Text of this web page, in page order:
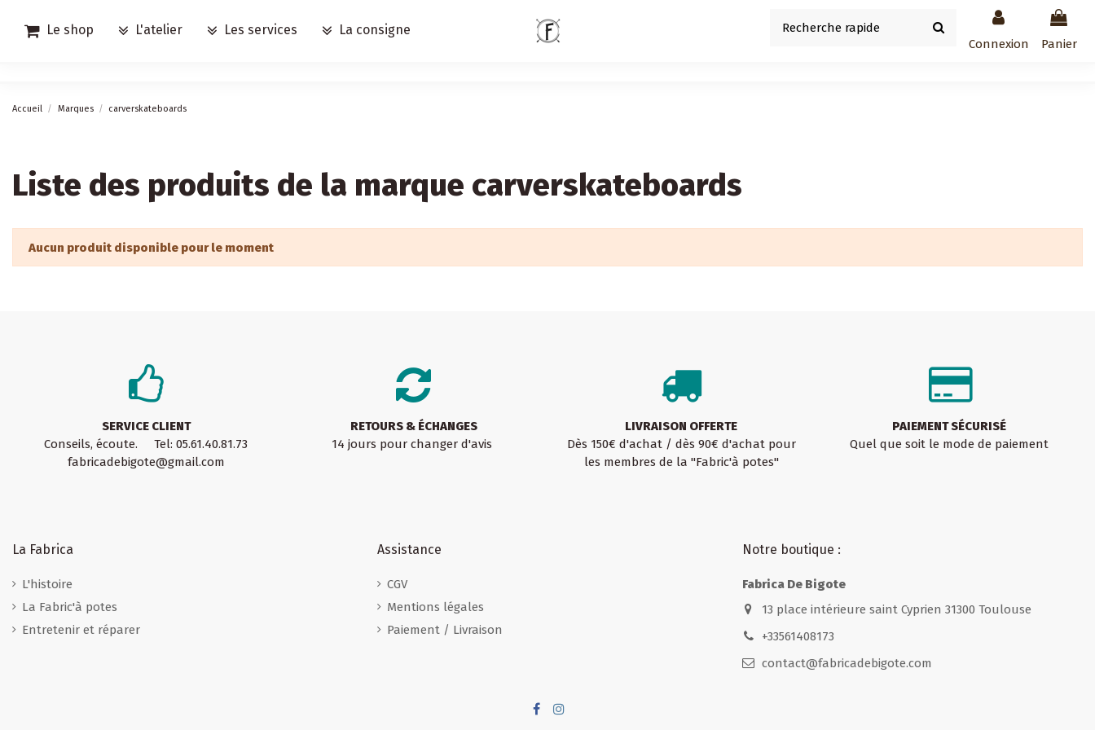
Le shop L'atelier Les services La consigne
Connexion Panier
Accueil Marques carverskateboards
Liste des produits de la marque carverskateboards
Aucun produit disponible pour le moment
SERVICE CLIENT
Conseils, écoute. Tel: 05.61.40.81.73
fabricadebigote@gmail.com
RETOURS & ÉCHANGES
14 jours pour changer d'avis
LIVRAISON OFFERTE
Dès 150€ d'achat / dès 90€ d'achat pour
les membres de la "Fabric'à potes"
PAIEMENT SÉCURISÉ
Quel que soit le mode de paiement
La Fabrica
L'histoire
La Fabric'à potes
Entretenir et réparer
Assistance
CGV
Mentions légales
Paiement / Livraison
Notre boutique :
Fabrica De Bigote
13 place intérieure saint Cyprien 31300 Toulouse
+33561408173
contact@fabricadebigote.com